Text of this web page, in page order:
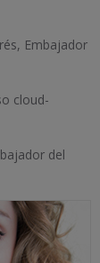
Embajador
cloud-
del